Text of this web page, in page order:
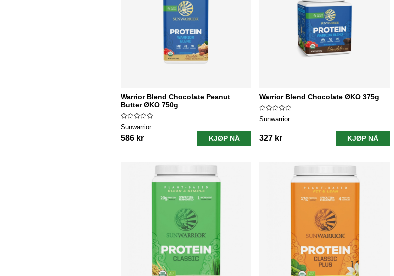
Warrior Blend Chocolate Peanut
Butter ØKO 750g
Sunwarrior
586 kr KJØP NÅ
Warrior Blend Chocolate ØKO 375g
Sunwarrior
327 kr KJØP NÅ